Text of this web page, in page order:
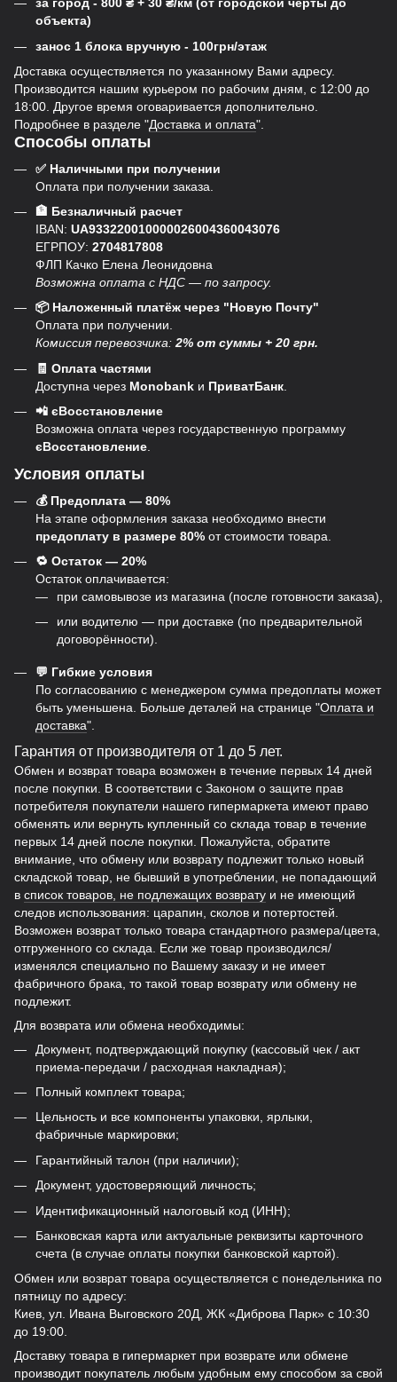
за город - 800 ₴ + 30 ₴/км (от городской черты до
объекта)
занос 1 блока вручную - 100грн/этаж
Доставка осуществляется по указанному Вами адресу.
Производится нашим курьером по рабочим дням, с 12:00 до
18:00. Другое время оговаривается дополнительно.
Подробнее в разделе "Доставка и оплата".
Способы оплаты
✅ Наличными при получении
Оплата при получении заказа.
🏦 Безналичный расчет
IBAN: UA933220010000026004360043076
ЕГРПОУ: 2704817808
ФЛП Качко Елена Леонидовна
Возможна оплата с НДС — по запросу.
📦 Наложенный платёж через "Новую Почту"
Оплата при получении.
Комиссия перевозчика:2% от суммы + 20 грн.
🧾 Оплата частями
Доступна через Monobank и ПриватБанк
📲 єВосстановление
Возможна оплата через государственную программу
єВосстановление
Условия оплаты
💰 Предоплата — 80%
На этапе оформления заказа необходимо внести
предоплату в размере 80% от стоимости товара.
🔁 Остаток — 20%
Остаток оплачивается:
при самовывозе из магазина (после готовности заказа),
или водителю — при доставке (по предварительной
договорённости).
💬 Гибкие условия
По согласованию с менеджером сумма предоплаты может
быть уменьшена. Больше деталей на странице "Оплата и
доставка".
Гарантия от производителя от 1 до 5 лет.
Обмен и возврат товара возможен в течение первых 14 дней
после покупки. В соответствии с Законом о защите прав
потребителя покупатели нашего гипермаркета имеют право
обменять или вернуть купленный со склада товар в течение
первых 14 дней после покупки. Пожалуйста, обратите
внимание, что обмену или возврату подлежит только новый
складской товар, не бывший в употреблении, не попадающий
в список товаров, не подлежащих возврату и не имеющий
следов использования: царапин, сколов и потертостей.
Возможен возврат только товара стандартного размера/цвета,
отгруженного со склада. Если же товар производился/
изменялся специально по Вашему заказу и не имеет
фабричного брака, то такой товар возврату или обмену не
подлежит.
Для возврата или обмена необходимы:
Документ, подтверждающий покупку (кассовый чек / акт
приема-передачи / расходная накладная);
Полный комплект товара;
Цельность и все компоненты упаковки, ярлыки,
фабричные маркировки;
Гарантийный талон (при наличии);
Документ, удостоверяющий личность;
Идентификационный налоговый код (ИНН);
Банковская карта или актуальные реквизиты карточного
счета (в случае оплаты покупки банковской картой).
Обмен или возврат товара осуществляется с понедельника по
пятницу по адресу:
Киев, ул. Ивана Выговского 20Д, ЖК «Диброва Парк» с 10:30
до 19:00.
Доставку товара в гипермаркет при возврате или обмене
производит покупатель любым удобным ему способом за свой